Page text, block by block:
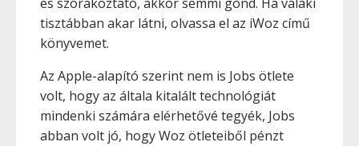
tisztábban akar látni, olvassa el az iWoz című
könyvemet.
Az Apple-alapító szerint nem is Jobs ötlete
volt, hogy az általa kitalált technológiát
mindenki számára elérhetővé tegyék, Jobs
abban volt jó, hogy Woz ötleteiből pénzt